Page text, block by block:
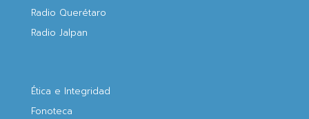
Radio Querétaro
Radio Jalpan
Ética e Integridad
Fonoteca